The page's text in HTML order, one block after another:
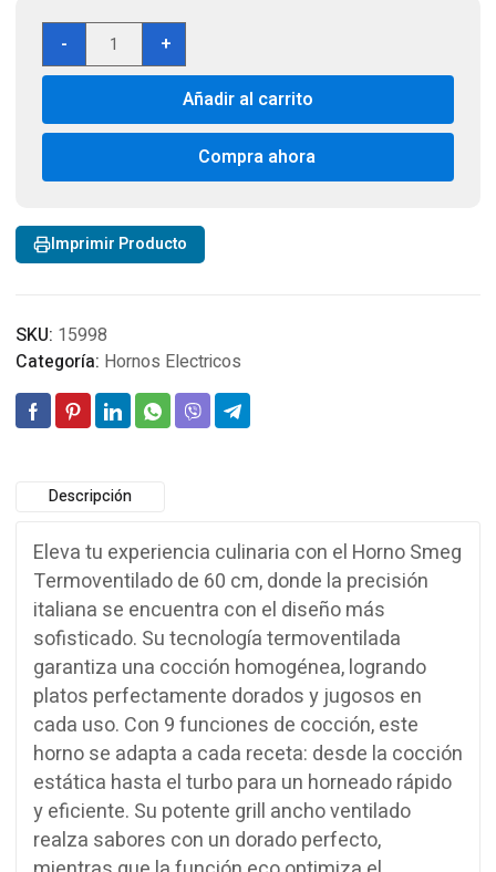
-
Horno
Empotrado
SF6301TN
Lts
cantidad
+
Añadir al carrito
Compra ahora
Imprimir Producto
SKU: 15998
Categoría: Hornos Electricos
Descripción
Eleva tu experiencia culinaria con el Horno Smeg
Termoventilado de 60 cm, donde la precisión
italiana se encuentra con el diseño más
sofisticado. Su tecnología termoventilada
garantiza una cocción homogénea, logrando
platos perfectamente dorados y jugosos en
cada uso. Con 9 funciones de cocción, este
horno se adapta a cada receta: desde la cocción
estática hasta el turbo para un horneado rápido
y eficiente. Su potente grill ancho ventilado
realza sabores con un dorado perfecto,